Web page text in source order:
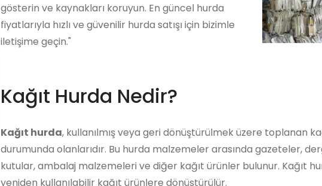
gösterin ve kaynakları koruyun. En güncel hurda
fiyatlarıyla hızlı ve güvenilir hurda satışı için bizimle
iletişime geçin."
Kağıt Hurda Nedir?
Kağıt hurda, kullanılmış veya geri dönüştürülmek üzere toplanan
durumunda olanlarıdır. Bu hurda malzemeler arasında gazeteler,
kutular, ambalaj malzemeleri ve diğer kağıt ürünler bulunur. Kağıt
yeniden kullanılabilir kağıt ürünlere dönüştürülür.